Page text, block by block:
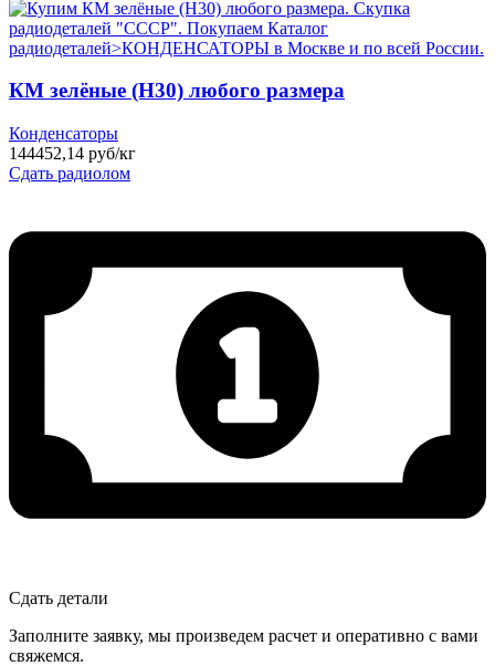
КМ зелёные (Н30) любого размера
Конденсаторы
144452,14 руб/кг
Сдать радиолом
Сдать детали
Заполните заявку, мы произведем расчет и оперативно с вами
свяжемся.